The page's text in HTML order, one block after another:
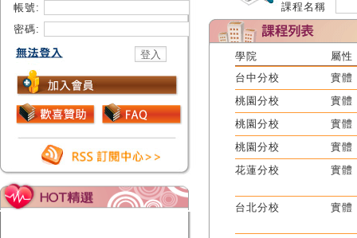
帳號:
密碼:
課程名稱
學院
屬性
台中分校
實體
桃園分校
實體
桃園分校
實體
桃園分校
實體
花蓮分校
實體
台北分校 實體